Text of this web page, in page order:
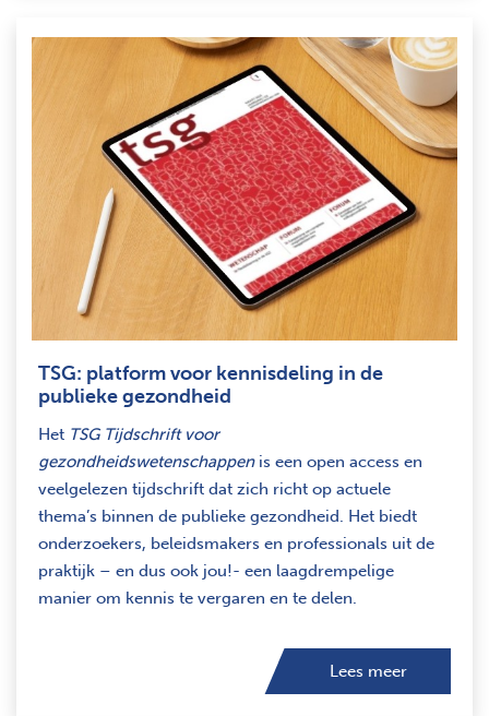
TSG: platform voor kennisdeling in de
publieke gezondheid
Het TSG Tijdschrift voor
gezondheidswetenschappenis een open access en
veelgelezen tijdschrift dat zich richt op actuele
thema’s binnen de publieke gezondheid. Het biedt
onderzoekers, beleidsmakers en professionals uit de
praktijk – en dus ook jou!- een laagdrempelige
manier om kennis te vergaren en te delen.
Lees meer